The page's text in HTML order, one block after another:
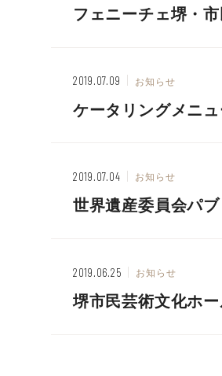
フェニーチェ堺・
2019.07.09 お知らせ
ケータリングメニ
2019.07.04 お知らせ
世界遺産委員会パ
2019.06.25 お知らせ
堺市民芸術文化ホ